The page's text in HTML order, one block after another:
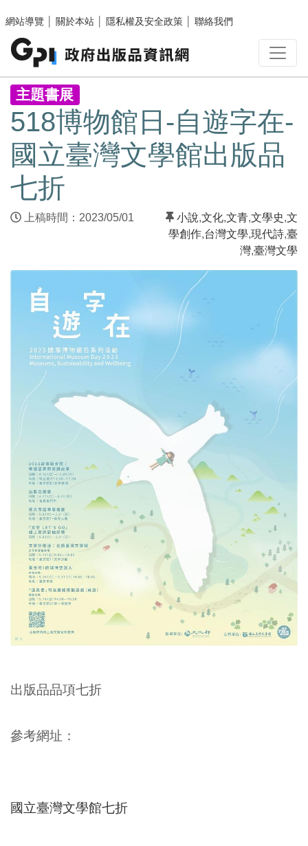
網站導覽
關於本站 隱私權及安全政策 聯絡我們
:::
主題書展
518博物館日-自遊字在-
國立臺灣文學館出版品
七折
上稿時間：2023/05/01 小說,文化,文青,文學史,文
學創作,台灣文學,現代詩,臺
灣,臺灣文學
出版品品項七折
參考網址：
國立臺灣文學館七折